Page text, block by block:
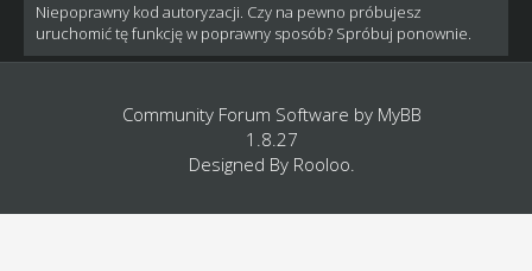
Niepoprawny kod autoryzacji. Czy na pewno próbujesz
uruchomić tę funkcję w poprawny sposób? Spróbuj ponownie.
Community Forum Software by MyBB
1.8.27
Designed By Rooloo.